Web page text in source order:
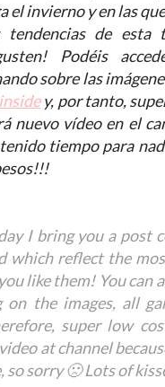
el invierno y en las
de esta
Podéis
sobre las
y, por tanto,
nuevo vídeo en el
tiempo para
I bring you a post
which reflect the
like them! You can
the images, all
super low
at channel
so sorry 🙁 Lots of